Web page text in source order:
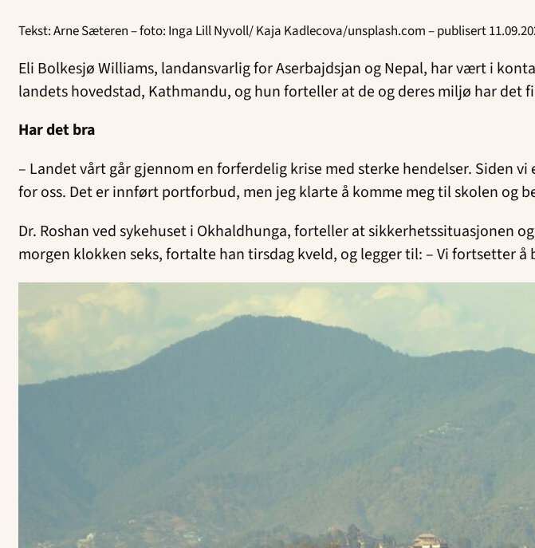
Tekst: Arne Sæteren – foto: Inga Lill Nyvoll/ Kaja Kadlecova/unsplash.com – publisert
Eli Bolkesjø Williams, landansvarlig for Aserbajdsjan og Nepal, har vært i
landets hovedstad, Kathmandu, og hun forteller at de og deres miljø har det
Har det bra
– Landet vårt går gjennom en forferdelig krise med sterke hendelser. Siden
for oss. Det er innført portforbud, men jeg klarte å komme meg til skolen og
Dr. Roshan ved sykehuset i Okhaldhunga, forteller at sikkerhetssituasjonen
morgen klokken seks, fortalte han tirsdag kveld, og legger til: – Vi fortsetter å